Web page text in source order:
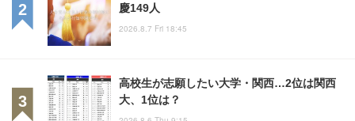
慶149人
2026.8.7 Fri 18:45
高校生が志願したい大学・関西…2位は関西
大、1位は？